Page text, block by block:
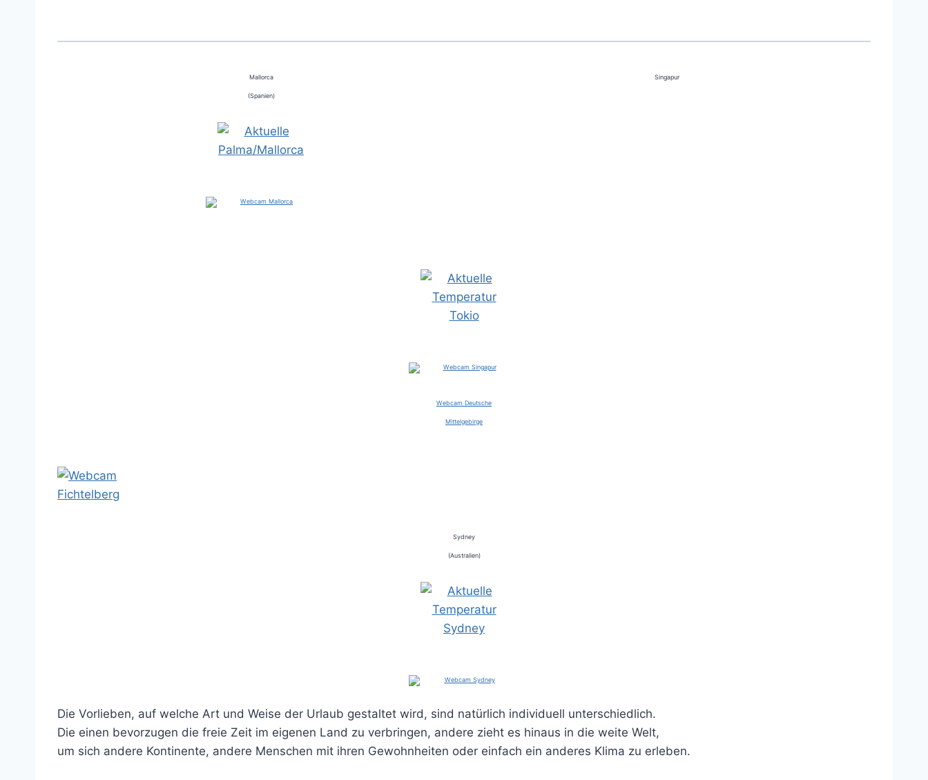
Mallorca
(Spanien)
Singapur
Webcam Deutsche
Mittelgebirge
Sydney
(Australien)
Die Vorlieben, auf welche Art und Weise der Urlaub gestaltet wird, sind natürlich individuell unterschiedlich.
Die einen bevorzugen die freie Zeit im eigenen Land zu verbringen, andere zieht es hinaus in die weite Welt,
um sich andere Kontinente, andere Menschen mit ihren Gewohnheiten oder einfach ein anderes Klima zu erleben.